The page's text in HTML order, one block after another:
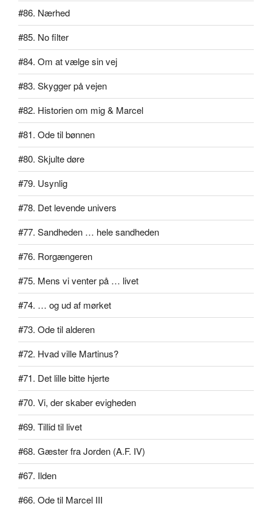
#86. Nærhed
#85. No filter
#84. Om at vælge sin vej
#83. Skygger på vejen
#82. Historien om mig & Marcel
#81. Ode til bønnen
#80. Skjulte døre
#79. Usynlig
#78. Det levende univers
#77. Sandheden … hele sandheden
#76. Rorgængeren
#75. Mens vi venter på … livet
#74. … og ud af mørket
#73. Ode til alderen
#72. Hvad ville Martinus?
#71. Det lille bitte hjerte
#70. Vi, der skaber evigheden
#69. Tillid til livet
#68. Gæster fra Jorden (A.F. IV)
#67. Ilden
#66. Ode til Marcel III